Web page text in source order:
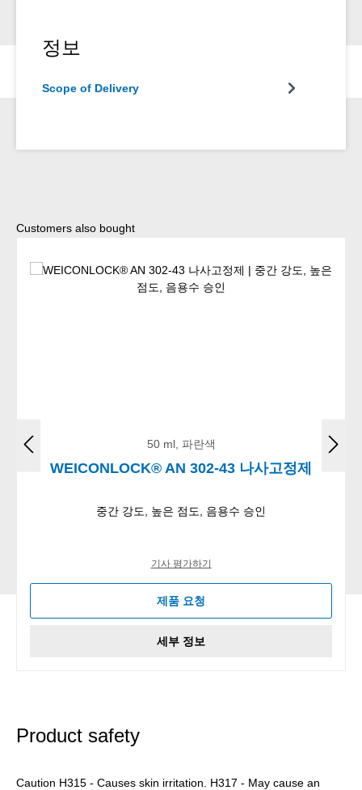
정보
Scope of Delivery
Skip product gallery
Customers also bought
50 ml, 파란색
WEICONLOCK® AN 302-43 나사고정제
중간 강도, 높은 점도, 음용수 승인
기사 평가하기
제품 요청
세부 정보
Product safety
Caution H315 - Causes skin irritation. H317 - May cause an